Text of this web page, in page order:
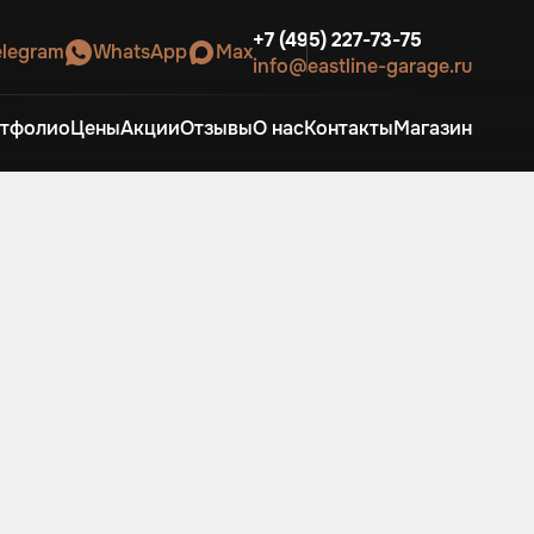
WhatsApp Max+7 (495) 227-73-75
info@eastline-garage.ru
ЦеныАкцииОтзывыО насКонтактыМагазин